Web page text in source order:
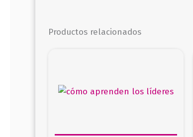
Productos relacionados